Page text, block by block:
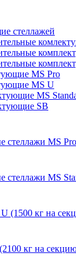
стеллажей
MS Pro
MS U
MS
SB
стеллажи MS
стеллажи MS
(1500 кг на
кг на